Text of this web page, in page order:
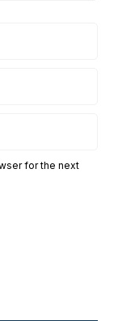
for the next